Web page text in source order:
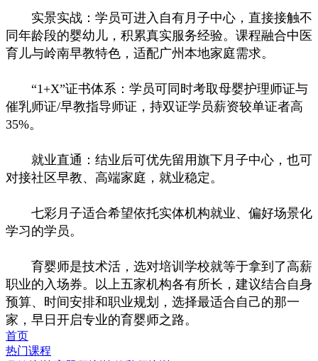
实景实战：学员可进入自有月子中心，直接接触不
同年龄段的婴幼儿，积累真实服务经验。课程融合中医
育儿与岭南早教特色，适配广州本地家庭需求。
“1+X”证书体系：学员可同时考取母婴护理师证与
催乳师证/早教指导师证，持双证学员薪资较单证者高
35%。
就业直通：结业后可优先留用旗下月子中心，也可
对接社区早教、高端家庭，就业稳定。
七彩月子适合希望依托实体机构就业、偏好场景化
学习的学员。
育婴师是技术活，选对培训学校就等于拿到了高薪
职业的入场券。以上五家机构各有所长，建议结合自身
预算、时间安排和职业规划，选择最适合自己的那一
家，早日开启专业的育婴师之路。
首页
热门课程